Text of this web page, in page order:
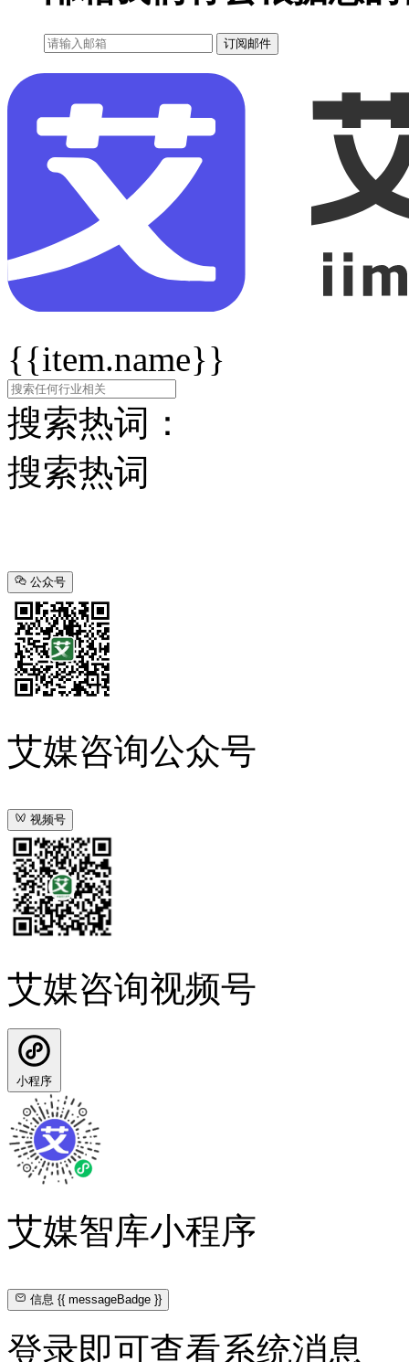
订阅邮件
{{item.name}}
搜索热词：
搜索热词
公众号
艾媒咨询公众号
视频号
艾媒咨询视频号
小程序
艾媒智库小程序
信息{{ messageBadge }}
登录即可查看系统消息